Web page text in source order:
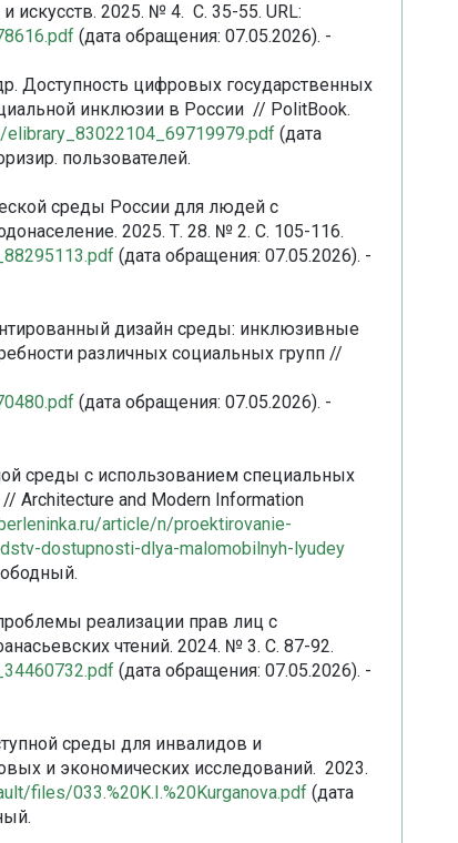
искусств. 2025. № 4. С. 35-55. URL:
(дата обращения: 07.05.2026). -
Доступность цифровых государственных
инклюзии в России // PolitBook.
(дата
пользователей.
среды России для людей с
2025. Т. 28. № 2. С. 105-116.
(дата обращения: 07.05.2026). -
дизайн среды: инклюзивные
различных социальных групп //
(дата обращения: 07.05.2026). -
среды с использованием специальных
Architecture and Modern Information
article/n/proektirovanie-
dostupnosti-dlya-malomobilnyh-lyudey
реализации прав лиц с
чтений. 2024. № 3. С. 87-92.
(дата обращения: 07.05.2026). -
среды для инвалидов и
и экономических исследований. 2023.
files/033.%20K.I.%20Kurganova.pdf (дата